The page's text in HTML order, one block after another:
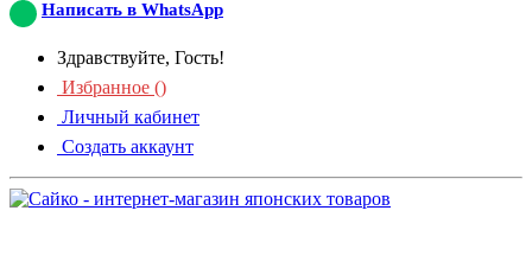
Написать в WhatsApp
Здравствуйте, Гость!
Избранное ()
Личный кабинет
Создать аккаунт